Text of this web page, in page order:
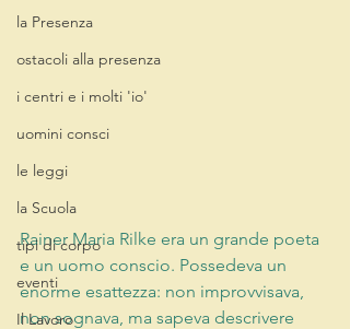
la Presenza
ostacoli alla presenza
i centri e i molti 'io'
uomini consci
le leggi
la Scuola
tipi di corpo
eventi
Il Lavoro
Rainer Maria Rilke era un grande poeta
e un uomo conscio. Possedeva un
enorme esattezza: non improvvisava,
non sognava, ma sapeva descrivere